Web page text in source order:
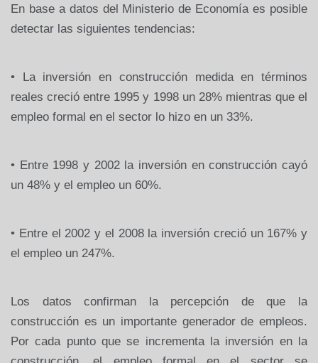
En base a datos del Ministerio de Economía es posible
detectar las siguientes tendencias:
• La inversión en construcción medida en términos
reales creció entre 1995 y 1998 un 28% mientras que el
empleo formal en el sector lo hizo en un 33%.
• Entre 1998 y 2002 la inversión en construcción cayó
un 48% y el empleo un 60%.
• Entre el 2002 y el 2008 la inversión creció un 167% y
el empleo un 247%.
Los datos confirman la percepción de que la
construcción es un importante generador de empleos.
Por cada punto que se incrementa la inversión en la